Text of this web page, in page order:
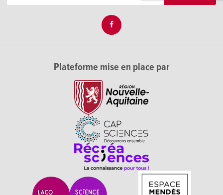
Plateforme mise en place par